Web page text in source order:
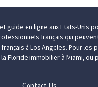
guide en ligne aux Etats-Unis
français qui
à Los Angeles. Pour les
la Florideimmobilier à Miami, ou